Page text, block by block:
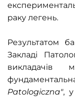
раку легень.
Результатом
Закладі
викладачів
Patologiczna",